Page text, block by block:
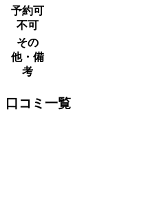
予約可
不可
その
他・備
考
口コミ一覧